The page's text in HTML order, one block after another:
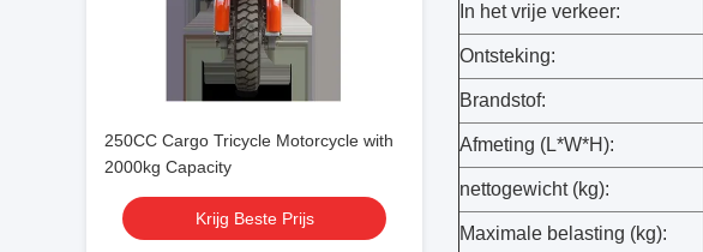
250CC Cargo Tricycle Motorcycle with
2000kg Capacity
Krijg Beste Prijs
In het vrije verkeer:
Ontsteking:
Brandstof:
Afmeting (L*W*H):
nettogewicht (kg):
Maximale belasting (kg):